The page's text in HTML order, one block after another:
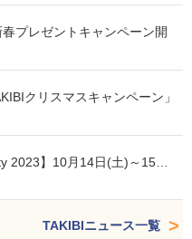
プレゼントキャンペーン開
クリスマスキャンペーン」
2023】10月14日(土)～15…
TAKIBIニュース一覧